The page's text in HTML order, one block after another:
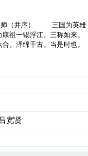
师（并序） 三国为英雄
祖一锡浮江。三称如来。
。泽绵千古。当是时也。
宽贤